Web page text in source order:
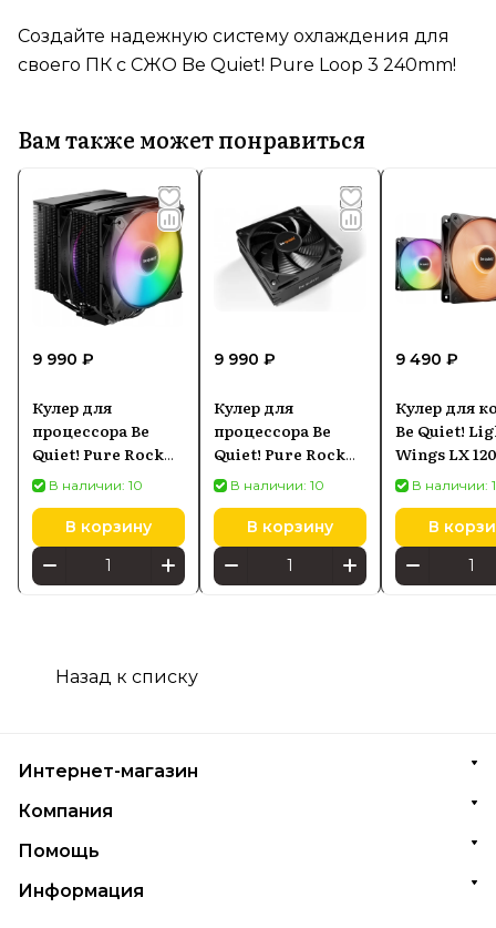
Создайте надежную систему охлаждения для
своего ПК с СЖО Be Quiet! Pure Loop 3 240mm!
Вам также может понравиться
9 990 ₽
Кулер для
процессора Be
Quiet! Pure Rock
Pro 3 LX
В наличии: 10
В корзину
9 990 ₽
Кулер для
процессора Be
Quiet! Pure Rock
LP BK034
В наличии: 10
В корзину
9 490 ₽
Кулер для
Be Quiet!
Wings LX
В наличии:
В
Назад к списку
Интернет-магазин
Компания
Помощь
Информация